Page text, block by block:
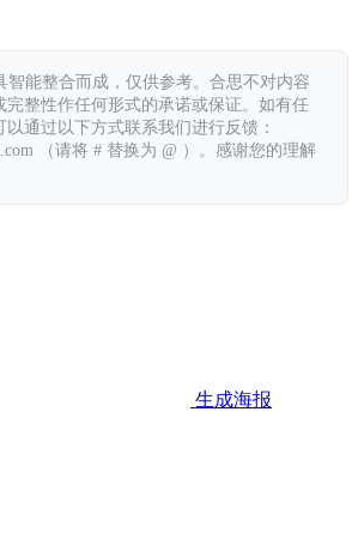
智能整合而成，仅供参考。合思不对内容
完整性作任何形式的承诺或保证。如有任
通过以下方式联系我们进行反馈：
（请将 # 替换为 @ ）。感谢您的理解
生成海报